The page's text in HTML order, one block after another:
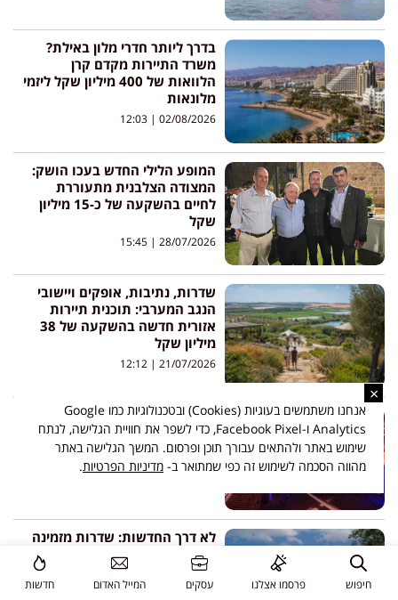
בדרך ליותר חדרי מלון באילת?
משרד התיירות מקדם קרן
הלוואות של 400 מיליון שקל ליזמי
מלונאות
02/08/2026
המופע הלילי החדש בעכו הושק:
המצודה הצלבנית מתעוררת
לחיים בהשקעה של כ-15 מיליון
שקל
28/07/2026
שדרות, נתיבות, אופקים ויישובי
הנגב המערבי: תוכנית תיירות
אזורית חדשה בהשקעה של 38
מיליון שקל
21/07/2026
ההיסטוריה קמה לחיים: מופע
לילה טכנולוגי מרהיב הושק
במצודה הצלבנית בעכו העתיקה
16/07/2026
14:16
לא דרך החדשות: שדרות מזמינה
תיירים מהעולם לפגוש את העיר
שאחרי 7 באוקטובר
13/07/2026 חיפוש פרסמו אצלנו עסקים המייל האדום חדשות
×
אנחנו משתמשים בעוגיות (Cookies) ובטכנולוגיות כמו Google
Analytics ו-Facebook Pixel, כדי לשפר את חוויית הגלישה, לנתח
שימוש באתר ולהתאים עבורך תוכן ופרסום. המשך הגלישה באתר
מהווה הסכמה לשימוש זה כפי שמתואר ב- מדיניות הפרטיות.